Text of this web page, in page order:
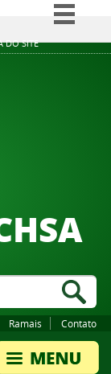
DO SITE
Ramais Contato